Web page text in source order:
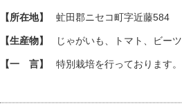
【所在地】 虻田郡ニセコ町字近藤584
【生産物】 じゃがいも、トマト、ビーツ
【一 言】 特別栽培を行っております。